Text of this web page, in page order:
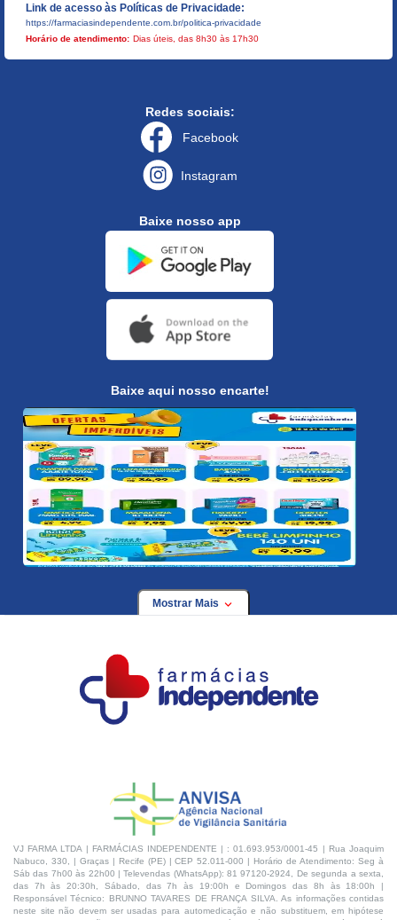
Link de acesso às Políticas de Privacidade:
https://farmaciasindependente.com.br/politica-privacidade
Horário de atendimento: Dias úteis, das 8h30 às 17h30
Redes sociais:
Facebook
Instagram
Baixe nosso app
Baixe aqui nosso encarte!
Mostrar Mais
VJ FARMA LTDA | FARMÁCIAS INDEPENDENTE | : 01.693.953/0001-45 | Rua Joaquim
Nabuco, 330, | Graças | Recife (PE) | CEP 52.011-000 | Horário de Atendimento: Seg à
Sáb das 7h00 às 22h00 | Televendas (WhatsApp): 81 97120-2924, De segunda a sexta,
das 7h às 20:30h, Sábado, das 7h às 19:00h e Domingos das 8h às 18:00h |
Responsável Técnico: BRUNNO TAVARES DE FRANÇA SILVA. As informações contidas
neste site não devem ser usadas para automedicação e não substituem, em hipótese